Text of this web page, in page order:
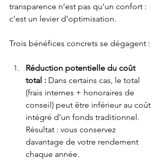
transparence n’est pas qu’un confort :
c’est un levier d’optimisation.
Trois bénéfices concrets se dégagent :
Réduction potentielle du coût
total : Dans certains cas, le total
(frais internes + honoraires de
conseil) peut être inférieur au coût
intégré d’un fonds traditionnel.
Résultat : vous conservez
davantage de votre rendement
chaque année.